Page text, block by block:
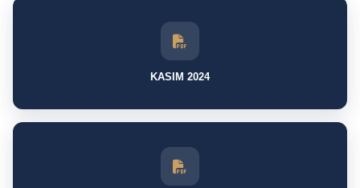
KASIM 2024